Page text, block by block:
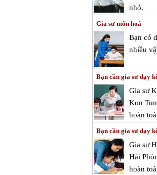
nhỏ.
Gia sư môn hoá
Bạn có
nhiều
Bạn cần gia sư dạy
Gia sư
Kon
hoàn
Bạn cần gia sư dạy
Gia sư
Hải
hoàn